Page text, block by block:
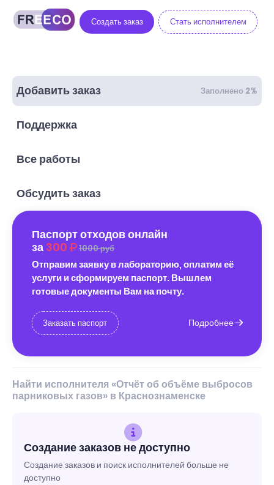
Создать заказ Стать исполнителем
Добавить заказ Заполнено 2%
Поддержка
Все работы
Обсудить заказ
Паспорт отходов онлайн
за 300 1000 руб
Отправим заявку в лабораторию, оплатим её
услуги и сформируем паспорт. Вышлем
готовые документы Вам на почту.
Заказать паспорт Подробнее
Найти исполнителя «Отчёт об объёме выбросов
парниковых газов» в Краснознаменске
Создание заказов не доступно
Создание заказов и поиск исполнителей больше не
доступно